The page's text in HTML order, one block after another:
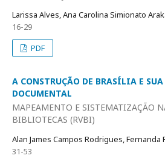
Larissa Alves, Ana Carolina Simionato
16-29
PDF
A CONSTRUÇÃO DE BRASÍLIA E
DOCUMENTAL
MAPEAMENTO E SISTEMATIZAÇÃO
BIBLIOTECAS (RVBI)
Alan James Campos Rodrigues, Fernanda
31-53